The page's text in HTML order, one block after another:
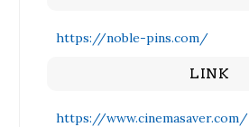
https://noble-pins.com/
LINK
https://www.cinemasaver.com/